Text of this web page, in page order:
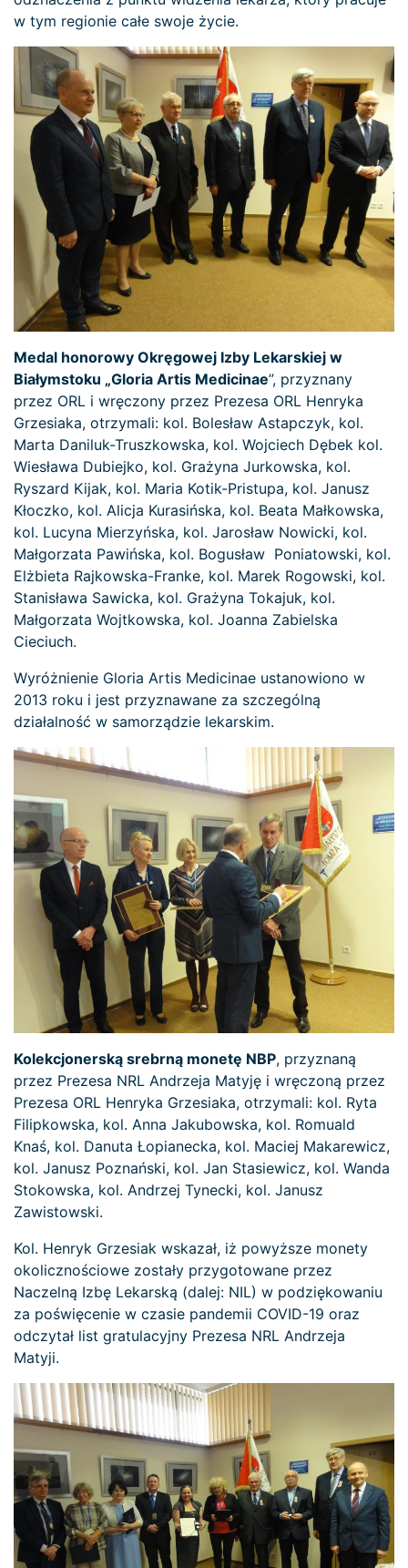
w tym regionie całe swoje życie.
Medal honorowy Okręgowej Izby Lekarskiej w
Białymstoku „Gloria Artis Medicinae”, przyznany
przez ORL i wręczony przez Prezesa ORL Henryka
Grzesiaka, otrzymali: kol. Bolesław Astapczyk, kol.
Marta Daniluk-Truszkowska, kol. Wojciech Dębek kol.
Wiesława Dubiejko, kol. Grażyna Jurkowska, kol.
Ryszard Kijak, kol. Maria Kotik-Pristupa, kol. Janusz
Kłoczko, kol. Alicja Kurasińska, kol. Beata Małkowska,
kol. Lucyna Mierzyńska, kol. Jarosław Nowicki, kol.
Małgorzata Pawińska, kol. Bogusław Poniatowski, kol.
Elżbieta Rajkowska-Franke, kol. Marek Rogowski, kol.
Stanisława Sawicka, kol. Grażyna Tokajuk, kol.
Małgorzata Wojtkowska, kol. Joanna Zabielska
Cieciuch.
Wyróżnienie Gloria Artis Medicinae ustanowiono w
2013 roku i jest przyznawane za szczególną
działalność w samorządzie lekarskim.
Kolekcjonerską srebrną monetę NBP, przyznaną
przez Prezesa NRL Andrzeja Matyję i wręczoną przez
Prezesa ORL Henryka Grzesiaka, otrzymali: kol. Ryta
Filipkowska, kol. Anna Jakubowska, kol. Romuald
Knaś, kol. Danuta Łopianecka, kol. Maciej Makarewicz,
kol. Janusz Poznański, kol. Jan Stasiewicz, kol. Wanda
Stokowska, kol. Andrzej Tynecki, kol. Janusz
Zawistowski.
Kol. Henryk Grzesiak wskazał, iż powyższe monety
okolicznościowe zostały przygotowane przez
Naczelną Izbę Lekarską (dalej: NIL) w podziękowaniu
za poświęcenie w czasie pandemii COVID-19 oraz
odczytał list gratulacyjny Prezesa NRL Andrzeja
Matyji.